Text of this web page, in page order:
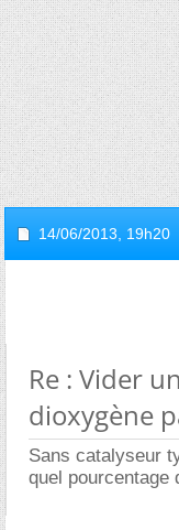
14/06/2013, 19h20
Re : Vider
dioxygène
Sans catalyseur
quel pourcentage